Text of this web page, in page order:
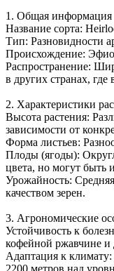
1. Общая информация
Название сорта:
Тип: Разновидности
Происхождение:
Распространение:
в других странах,
2. Характеристики
Высота растения:
зависимости от
Форма листьев:
Плоды (ягоды):
цвета, но могут быть
Урожайность:
качеством зерен.
3. Агрономические
Устойчивость к
кофейной ржавчине и
Адаптация к
2200 метров над